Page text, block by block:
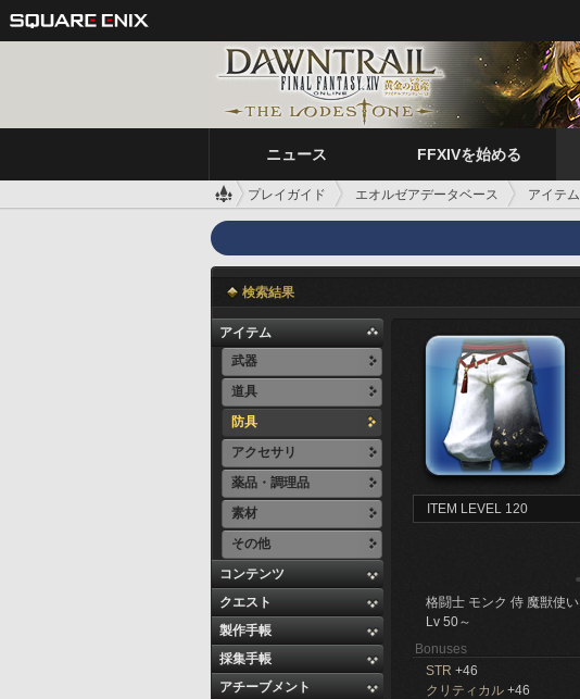
ニュース FFXIVを始める
プレイガイド エオルゼアデータベース アイテム
検索結果
アイテム
武器
道具
防具
アクセサリ
薬品・調理品
素材
その他
コンテンツ
クエスト
製作手帳
採集手帳
アチーブメント
ITEM LEVEL 120
格闘士 モンク 侍 魔獣使い
Lv 50～
Bonuses
STR +46
クリティカル +46